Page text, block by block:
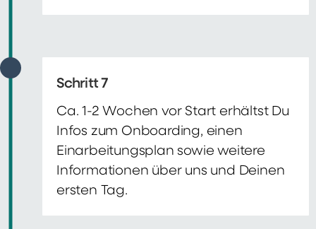
Schritt 7
Ca. 1-2 Wochen vor Start erhältst Du
Infos zum Onboarding, einen
Einarbeitungsplan sowie weitere
Informationen über uns und Deinen
ersten Tag.